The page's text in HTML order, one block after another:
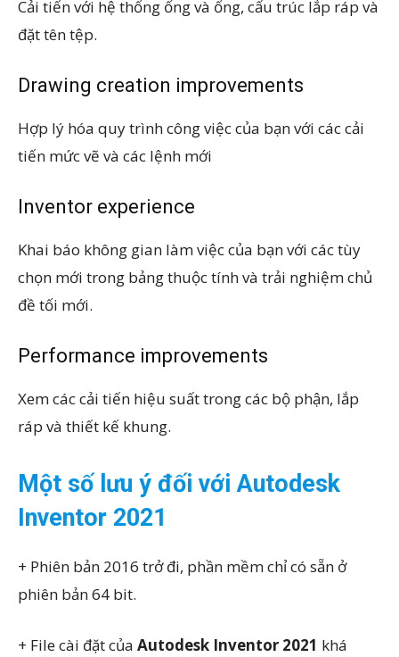
Cải tiến với hệ thống ống và ống, cấu trúc lắp ráp và
đặt tên tệp.
Drawing creation improvements
Hợp lý hóa quy trình công việc của bạn với các cải
tiến mức vẽ và các lệnh mới
Inventor experience
Khai báo không gian làm việc của bạn với các tùy
chọn mới trong bảng thuộc tính và trải nghiệm chủ
đề tối mới.
Performance improvements
Xem các cải tiến hiệu suất trong các bộ phận, lắp
ráp và thiết kế khung.
Một số lưu ý đối với Autodesk
Inventor 2021
+ Phiên bản 2016 trở đi, phần mềm chỉ có sẵn ở
phiên bản 64 bit.
+ File cài đặt của Autodesk Inventor 2021 khá